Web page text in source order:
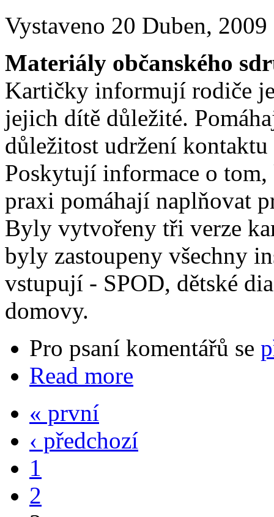
Vystaveno 20 Duben,
Materiály občanského
Kartičky informují rodiče
jejich dítě důležité.
důležitost udržení
Poskytují informace o
praxi pomáhají naplňovat
Byly vytvořeny tři verze
byly zastoupeny všechny
vstupují - SPOD, dětské
domovy.
Pro psaní komentářů se
Read more
« první
‹ předchozí
1
2